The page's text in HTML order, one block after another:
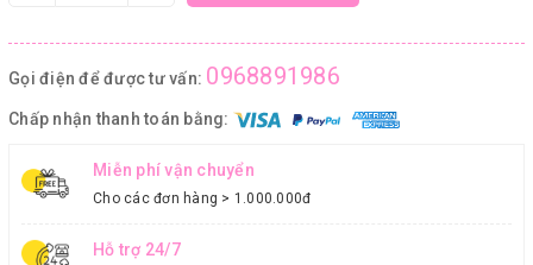
Gọi điện để được tư vấn: 0968891986
Chấp nhận thanh toán bằng:
Miễn phí vận chuyển
Cho các đơn hàng > 1.000.000đ
Hỗ trợ 24/7